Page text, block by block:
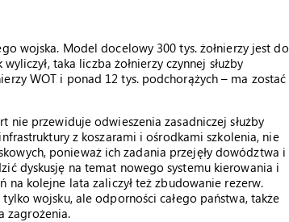
wojska. Model docelowy 300 tys. żołnierzy jest do
taka liczba żołnierzy czynnej służby
WOT i ponad 12 tys. podchorążych – ma zostać
nie przewiduje odwieszenia zasadniczej służby
z koszarami i ośrodkami szkolenia, nie
ponieważ ich zadania przejęły dowództwa i
dyskusję na temat nowego systemu kierowania i
na kolejne lata zaliczył też zbudowanie rezerw.
wojsku, ale odporności całego państwa, także
zagrożenia.